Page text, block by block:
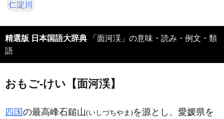
仁淀川
精選版 日本国語大辞典
語
おもご‐けい【面河渓】
四国の最高峰石鎚山(いしづちやま)を源とし、愛媛県を